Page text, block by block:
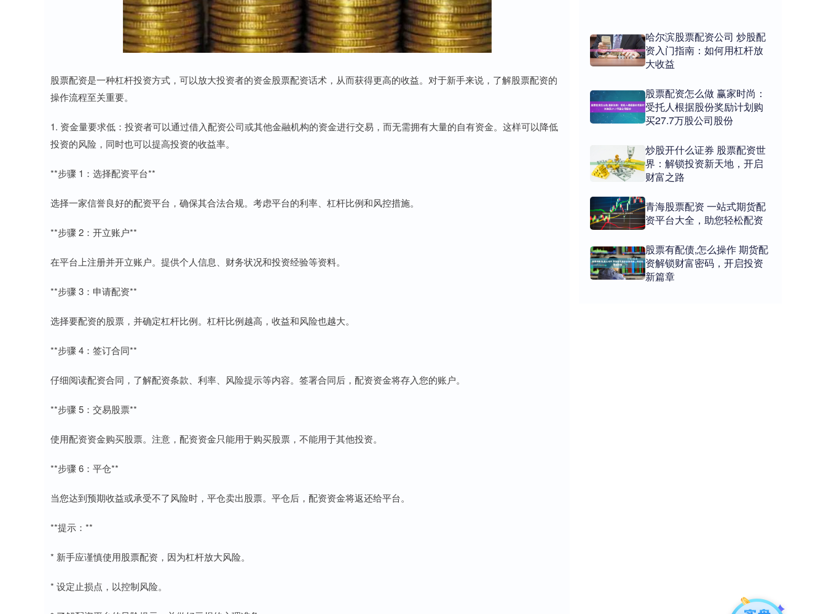
股票配资是一种杠杆投资方式，可以放大投资者的资金股票配资话术，从而获得更高的收益。对于新手来说，了解股票配资的
操作流程至关重要。
1. 资金量要求低：投资者可以通过借入配资公司或其他金融机构的资金进行交易，而无需拥有大量的自有资金。这样可以降低
投资的风险，同时也可以提高投资的收益率。
**步骤 1：选择配资平台**
选择一家信誉良好的配资平台，确保其合法合规。考虑平台的利率、杠杆比例和风控措施。
**步骤 2：开立账户**
在平台上注册并开立账户。提供个人信息、财务状况和投资经验等资料。
**步骤 3：申请配资**
选择要配资的股票，并确定杠杆比例。杠杆比例越高，收益和风险也越大。
**步骤 4：签订合同**
仔细阅读配资合同，了解配资条款、利率、风险提示等内容。签署合同后，配资资金将存入您的账户。
**步骤 5：交易股票**
使用配资资金购买股票。注意，配资资金只能用于购买股票，不能用于其他投资。
**步骤 6：平仓**
当您达到预期收益或承受不了风险时，平仓卖出股票。平仓后，配资资金将返还给平台。
**提示：**
* 新手应谨慎使用股票配资，因为杠杆放大风险。
* 设定止损点，以控制风险。
哈尔滨股票配资公司 炒股配
资入门指南：如何用杠杆放
大收益
股票配资怎么做 赢家时尚：
受托人根据股份奖励计划购
买27.7万股公司股份
炒股开什么证券 股票配资世
界：解锁投资新天地，开启
财富之路
青海股票配资 一站式期货配
资平台大全，助您轻松配资
股票有配债,怎么操作 期货配
资解锁财富密码，开启投资
新篇章